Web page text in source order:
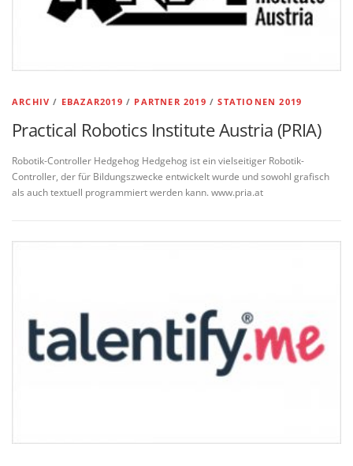
ARCHIV / EBAZAR2019 / PARTNER 2019 /STATIONEN 2019
Practical Robotics Institute Austria (PRIA)
Robotik-Controller Hedgehog Hedgehog ist ein vielseitiger Robotik-
Controller, der für Bildungszwecke entwickelt wurde und sowohl grafisch
als auch textuell programmiert werden kann. www.pria.at